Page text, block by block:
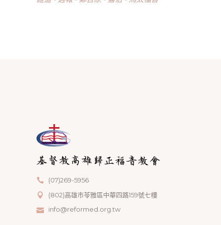
(07)269-5956
(802)高雄市苓雅區中華四路159號七樓
info@reformed.org.tw